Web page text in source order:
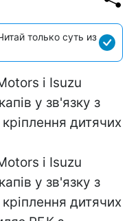
только суть из
і Isuzu
у зв'язку з
дитячих
і Isuzu
у зв'язку з
дитячих